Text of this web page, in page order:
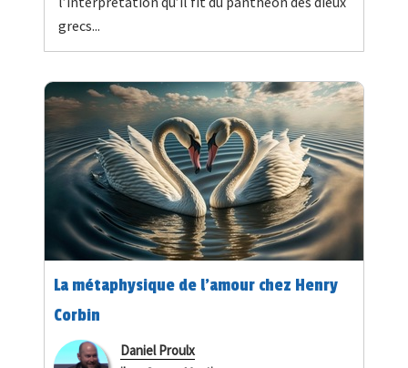
grecs...
La métaphysique de l’amour chez Henry
Corbin
Daniel Proulx